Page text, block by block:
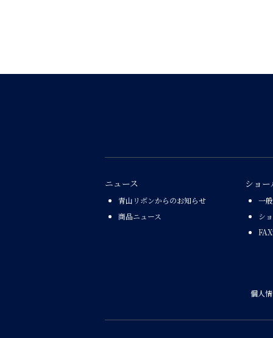
ニュース
青山リボンからのお知らせ
商品ニュース
ショ
一
シ
個人